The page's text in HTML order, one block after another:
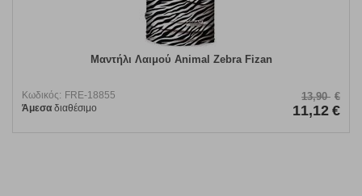
Μαντήλι Λαιμού Animal Zebra Fizan
Κωδικός: FRE-18855
Άμεσα διαθέσιμο
13,90 €
11,12 €